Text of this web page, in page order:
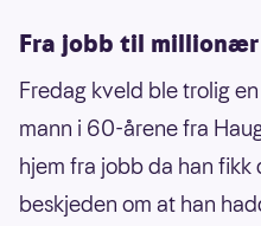
Fra jobb til millionær
Fredag kveld ble trolig
mann i 60-årene fra
hjem fra jobb da han
beskjeden om at han